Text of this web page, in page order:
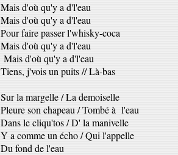
Mais d'où qu'y a d'l'eau
Mais d'où qu'y a d'l'eau
Pour faire passer l'whisky-coca
Mais d'où qu'y a d'l'eau
Mais d'où qu'y a d'l'eau
Tiens, j'vois un puits // Là-bas
Sur la margelle / La demoiselle
Pleure son chapeau / Tombé à l'eau
Dans le cliqu'tos / D' la manivelle
Y a comme un écho / Qui l'appelle
Du fond de l'eau